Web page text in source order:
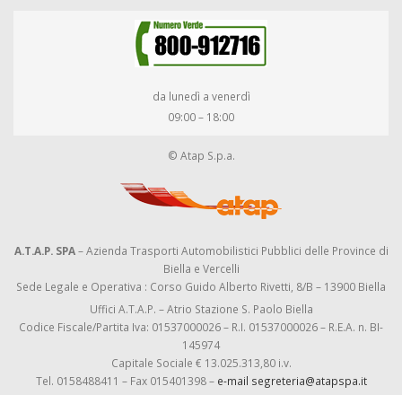
da lunedì a venerdì
09:00 – 18:00
© Atap S.p.a.
A.T.A.P. SPA– Azienda Trasporti Automobilistici Pubblici delle Province di
Biella e Vercelli
Sede Legale e Operativa : Corso Guido Alberto Rivetti, 8/B – 13900 Biella
Uffici A.T.A.P. – Atrio Stazione S. Paolo Biella
Codice Fiscale/Partita Iva: 01537000026 – R.I. 01537000026 – R.E.A. n. BI-
145974
Capitale Sociale € 13.025.313,80 i.v.
Tel. 0158488411 – Fax 015401398 – e-mail segreteria@atapspa.it